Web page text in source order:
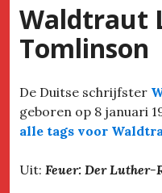
Waldtraut
Tomlinson
De Duitse schrijfster
geboren op 8 januari
alle tags voor
Uit: Feuer: Der Luther-